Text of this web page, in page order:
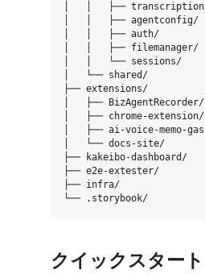
│   │   ├── transcription/
│   │   ├── agentconfig/
│   │   ├── auth/
│   │   ├── filemanager/
│   │   └── sessions/
│   └── shared/             #
├── extensions/
│   ├── BizAgentRecorder/
│   ├── chrome-extension/
│   ├── ai-voice-memo-
│   └── docs-site/
├── kakeibo-dashboard/
├── e2e-extester/
├── infra/
クイックスタート